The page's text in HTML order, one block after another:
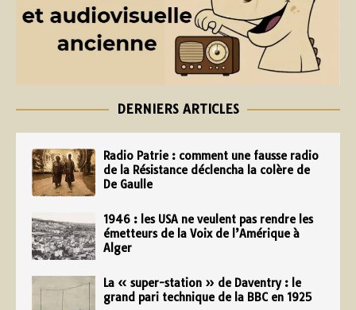
DERNIERS ARTICLES
Radio Patrie : comment une fausse radio
de la Résistance déclencha la colère de
De Gaulle
1946 : les USA ne veulent pas rendre les
émetteurs de la Voix de l’Amérique à
Alger
La « super-station » de Daventry : le
grand pari technique de la BBC en 1925